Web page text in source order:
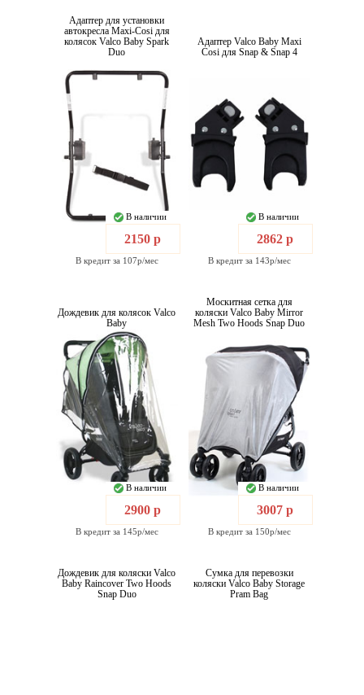
Адаптер для установки
автокресла Maxi-Cosi для
колясок Valco Baby Spark
Duo
В наличии
2150 р
В кредит за 107р/мес
Адаптер Valco Baby Maxi
Cosi для Snap & Snap 4
В наличии
2862 р
В кредит за 143р/мес
Дождевик для колясок Valco
Baby
В наличии
2900 р
В кредит за 145р/мес
Москитная сетка для
коляски Valco Baby Mirror
Mesh Two Hoods Snap Duo
В наличии
3007 р
В кредит за 150р/мес
Дождевик для коляски Valco
Baby Raincover Two Hoods
Snap Duo
Сумка для перевозки
коляски Valco Baby Storage
Pram Bag